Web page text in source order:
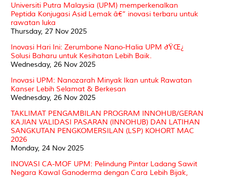
Universiti Putra Malaysia (UPM) memperkenalkan
Peptida Konjugasi Asid Lemak â€“ inovasi terbaru untuk
rawatan luka
Thursday, 27 Nov 2025
Inovasi Hari Ini: Zerumbone Nano-Halia UPM ðŸŒ¿
Solusi Baharu untuk Kesihatan Lebih Baik.
Wednesday, 26 Nov 2025
Inovasi UPM: Nanozarah Minyak Ikan untuk Rawatan
Kanser Lebih Selamat & Berkesan
Wednesday, 26 Nov 2025
TAKLIMAT PENGAMBILAN PROGRAM INNOHUB/GERAN
KAJIAN VALIDASI PASARAN (INNOHUB) DAN LATIHAN
SANGKUTAN PENGKOMERSILAN (LSP) KOHORT MAC
2026
Monday, 24 Nov 2025
INOVASI CA-MOF UPM: Pelindung Pintar Ladang Sawit
Negara Kawal Ganoderma dengan Cara Lebih Bijak,